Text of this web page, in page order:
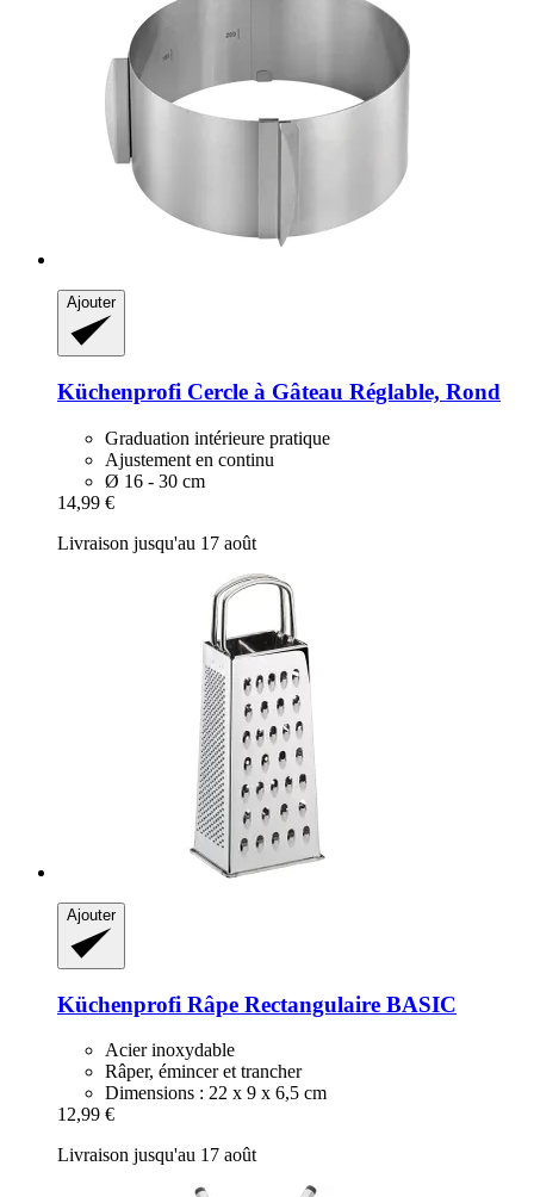
Ajouter
Küchenprofi Cercle à Gâteau Réglable, Rond
Graduation intérieure pratique
Ajustement en continu
Ø 16 - 30 cm
14,99 €
Livraison jusqu'au 17 août
Ajouter
Küchenprofi Râpe Rectangulaire BASIC
Acier inoxydable
Râper, émincer et trancher
Dimensions : 22 x 9 x 6,5 cm
12,99 €
Livraison jusqu'au 17 août